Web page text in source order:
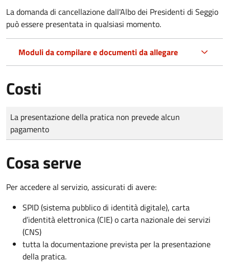
La domanda di cancellazione dall'Albo dei Presidenti di Seggio
può essere presentata in qualsiasi momento.
Moduli da compilare e documenti da allegare
Costi
Tipo di pagamento
Importo
La presentazione della pratica non prevede alcun
pagamento
Cosa serve
Per accedere al servizio, assicurati di avere:
SPID (sistema pubblico di identità digitale), carta
d’identità elettronica (CIE) o carta nazionale dei servizi
(CNS)
tutta la documentazione prevista per la presentazione
della pratica.